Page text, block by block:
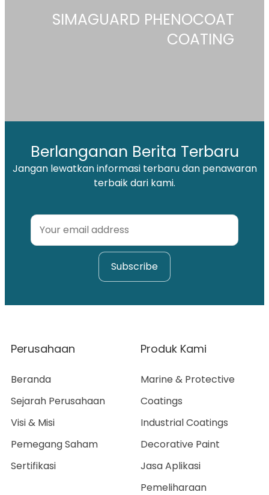
SIMAGUARD PHENOCOAT
COATING
Berlanganan Berita Terbaru
Jangan lewatkan informasi terbaru dan penawaran
terbaik dari kami.
Perusahaan
Beranda
Sejarah Perusahaan
Visi & Misi
Pemegang Saham
Sertifikasi
Produk Kami
Marine & Protective
Coatings
Industrial Coatings
Decorative Paint
Jasa Aplikasi
Pemeliharaan